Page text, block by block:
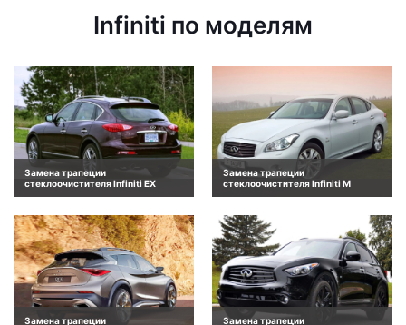
Infiniti по моделям
Замена трапеции
стеклоочистителя Infiniti EX
Замена трапеции
стеклоочистителя Infiniti M
Замена трапеции
Замена трапеции